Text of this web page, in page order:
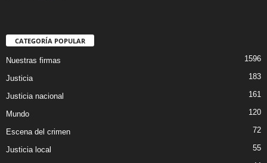
CATEGORÍA POPULAR
Nuestras firmas 1596
Justicia 183
Justicia nacional 161
Mundo 120
Escena del crimen 72
Justicia local
55